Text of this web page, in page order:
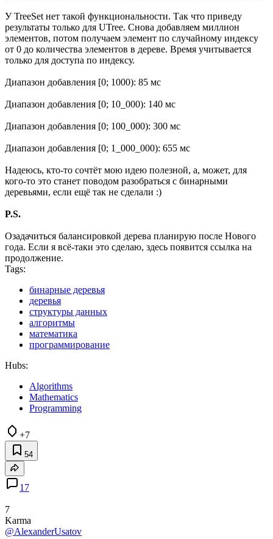
У TreeSet нет такой функциональности. Так что приведу
результаты только для UTree. Снова добавляем миллион
элементов, потом получаем элемент по случайному индексу
от 0 до количества элементов в дереве. Время учитывается
только для доступа по индексу.
Диапазон добавления [0; 1000): 85 мс
Диапазон добавления [0; 10_000): 140 мс
Диапазон добавления [0; 100_000): 300 мс
Диапазон добавления [0; 1_000_000): 655 мс
Надеюсь, кто-то сочтёт мою идею полезной, а, может, для
кого-то это станет поводом разобраться с бинарными
деревьями, если ещё так не сделали :)
P.S.
Озадачиться балансировкой дерева планирую после Нового
года. Если я всё-таки это сделаю, здесь появится ссылка на
продолжение.
Tags:
бинарные деревья
деревья
структуры данных
алгоритмы
математика
программирование
Hubs:
Algorithms
Mathematics
Programming
+7
54
17
7
Karma
@AlexanderUsatov